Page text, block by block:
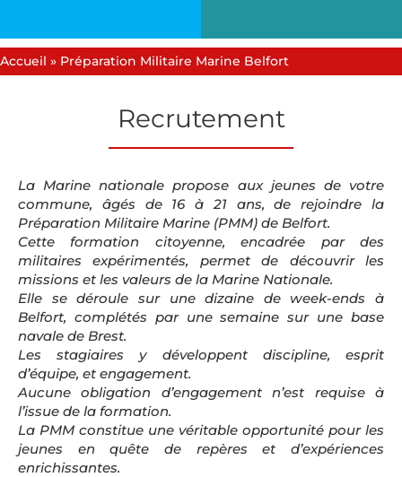
Accueil » Préparation Militaire Marine Belfort
Recrutement
La Marine nationale propose aux jeunes de votre
commune, âgés de 16 à 21 ans, de rejoindre la
Préparation Militaire Marine (PMM) de Belfort.
Cette formation citoyenne, encadrée par des
militaires expérimentés, permet de découvrir les
missions et les valeurs de la Marine Nationale.
Elle se déroule sur une dizaine de week-ends à
Belfort, complétés par une semaine sur une base
navale de Brest.
Les stagiaires y développent discipline, esprit
d’équipe, et engagement.
Aucune obligation d’engagement n’est requise à
l’issue de la formation.
La PMM constitue une véritable opportunité pour les
jeunes en quête de repères et d’expériences
enrichissantes.